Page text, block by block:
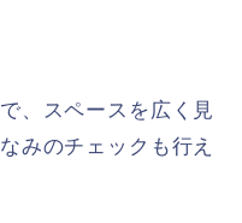
、スペースを広く見
みのチェックも行え